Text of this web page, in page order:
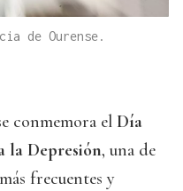
de Ourense.
conmemora el Día
la Depresión, una de
más frecuentes y